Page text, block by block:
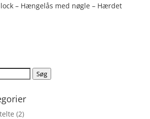
– Hængelås med nøgle – Hærdet
Søg
(2)